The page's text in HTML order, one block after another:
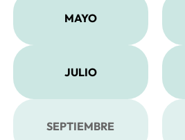
MAYO
JULIO
SEPTIEMBRE